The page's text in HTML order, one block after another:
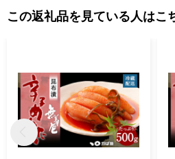
この返礼品を見ている人はこ